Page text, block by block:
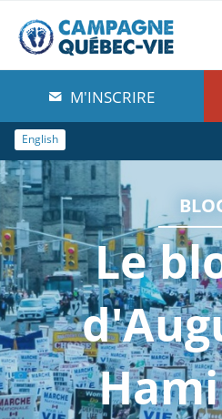
À propos de nous
Blog
Comprendre
Agir
Boutique
M'INSCRIRE
English
Le